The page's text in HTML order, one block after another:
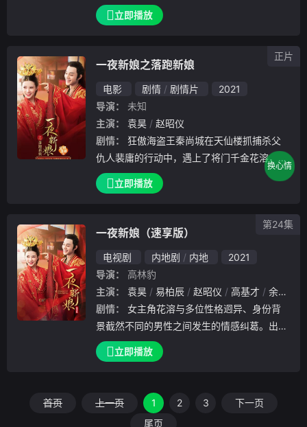
，态度好时也就叫个“斌哥”。他三天一翘课，
五天一干仗，疯狂试探老师和父亲对他的忍耐
但他却
立即播放
一夜新娘之落跑新娘
电影 剧情 剧情片
2021
导演：
未知
主演：
袁昊
赵昭仪
剧情：
仇人裴庸的行动中，遇上了将门千金花溶，他
误会花溶与裴庸同为一伙，便把花溶掠回海岛
。在岛上，秦尚城对花溶日久生情，而花溶一
却在新婚
立即播放
正片
一夜新娘（速享版）
电视剧 内地剧 内地
2021
导演：
高林豹
主演：
袁昊 易柏辰 赵昭仪 高基才 余凯宁
剧情：
景截然不同的男性之间发生的情感纠葛。出身
富贵世家的花溶励志成为侠女，在闯荡江湖过
程中与秦尚城、金逸文等人相遇。共同经历一
立即播放
第24集
首页 上一页 1 2 3
下一页
尾页
换心情